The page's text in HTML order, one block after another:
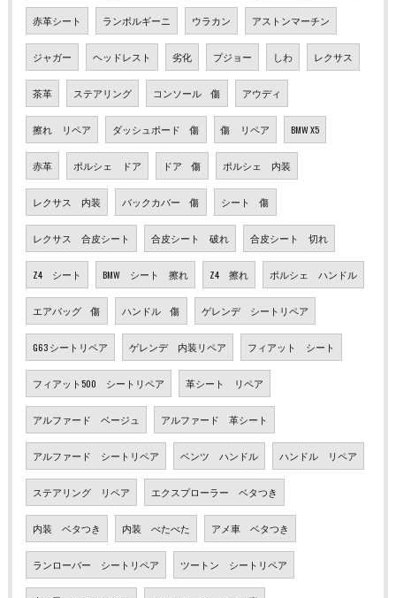
赤革シート ランボルギーニ ウラカン アストンマーチン
ジャガー ヘッドレスト 劣化 プジョー しわ レクサス
茶革 ステアリング コンソール 傷 アウディ
擦れ リペア ダッシュボード 傷 傷 リペア BMW X5
赤革 ポルシェ ドア ドア 傷 ポルシェ 内装
レクサス 内装 バックカバー 傷 シート 傷
レクサス 合皮シート 合皮シート 破れ 合皮シート 切れ
Z4 シート BMW シート 擦れ Z4 擦れ ポルシェ ハンドル
エアバッグ 傷 ハンドル 傷 ゲレンデ シートリペア
G63 シートリペア ゲレンデ 内装リペア フィアット シート
フィアット500 シートリペア 革シート リペア
アルファード ベージュ アルファード 革シート
アルファード シートリペア ベンツ ハンドル ハンドル リペア
ステアリング リペア エクスプローラー ベタつき
内装 ベタつき 内装 べたべた アメ車 ベタつき
ランローバー シートリペア ツートン シートリペア